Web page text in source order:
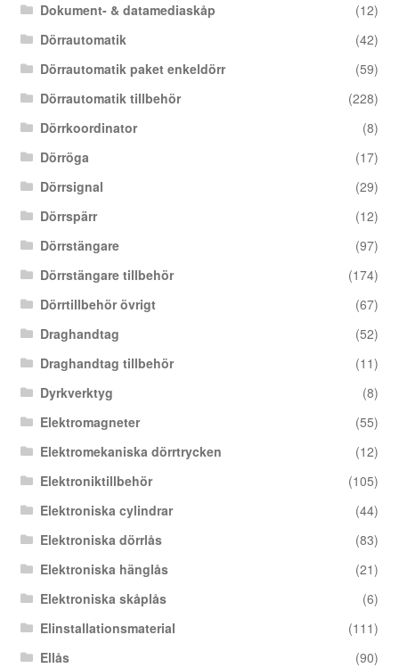
Dokument- & datamediaskåp
(12)
Dörrautomatik
(42)
Dörrautomatik paket enkeldörr
(59)
Dörrautomatik tillbehör
(228)
Dörrkoordinator
(8)
Dörröga
(17)
Dörrsignal
(29)
Dörrspärr
(12)
Dörrstängare
(97)
Dörrstängare tillbehör
(174)
Dörrtillbehör övrigt
(67)
Draghandtag
(52)
Draghandtag tillbehör
(11)
Dyrkverktyg
(8)
Elektromagneter
(55)
Elektromekaniska dörrtrycken
(12)
Elektroniktillbehör
(105)
Elektroniska cylindrar
(44)
Elektroniska dörrlås
(83)
Elektroniska hänglås
(21)
Elektroniska skåplås
(6)
Elinstallationsmaterial
(111)
Ellås
(90)